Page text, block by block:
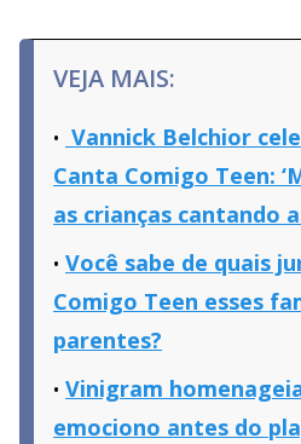
VEJA MAIS:
Vannick Belchior
Canta Comigo Teen:
as crianças cantando
Você sabe de quais
Comigo Teen esses
parentes?
Vinigram
emociono antes do